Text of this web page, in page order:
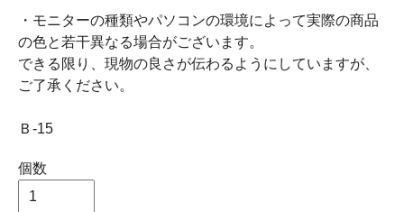
・モニターの種類やパソコンの環境によって実際の商品
の色と若干異なる場合がございます。
できる限り、現物の良さが伝わるようにしていますが、
ご了承ください。
Ｂ-15
個数